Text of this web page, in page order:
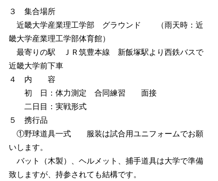
３ 集合場所
近畿大学産業理工学部 グラウンド （雨天時：近
畿大学産業理工学部体育館）
最寄りの駅 ＪＲ筑豊本線 新飯塚駅より西鉄バスで
近畿大学前下車
４ 内 容
初 日：体力測定 合同練習 面接
二日目：実戦形式
５ 携行品
①野球道具一式 服装は試合用ユニフォームでお願
いします。
バット（木製）、ヘルメット、捕手道具は大学で準備
致しますが、持参されても結構です。